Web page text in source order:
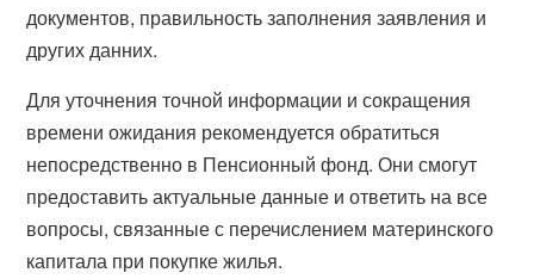
документов, правильность заполнения заявления и
других данних.
Для уточнения точной информации и сокращения
времени ожидания рекомендуется обратиться
непосредственно в Пенсионный фонд. Они смогут
предоставить актуальные данные и ответить на все
вопросы, связанные с перечислением материнского
капитала при покупке жилья.